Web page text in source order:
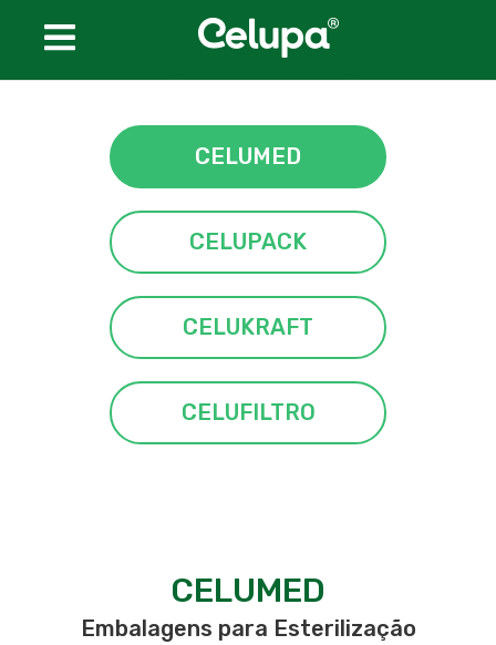
Conheça a Celupa
Produtos
CELUMED
CELUPACK
CELUKRAFT
CELUFILTRO
Certificações
CELUMED
CELUPACK
CELUKRAFT
CELUFILTRO
CELUMED
Embalagens para Esterilização